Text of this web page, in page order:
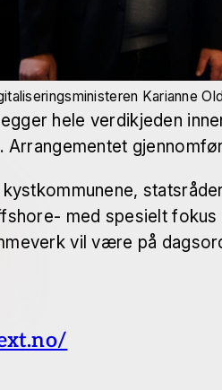
Karianne
hele verdikjeden
med spesielt
vil være på